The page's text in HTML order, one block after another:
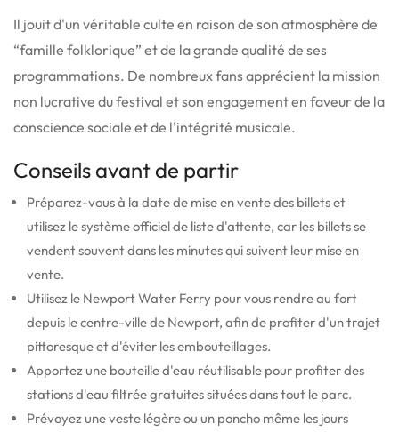
Il jouit d'un véritable culte en raison de son atmosphère de
“famille folklorique” et de la grande qualité de ses
programmations. De nombreux fans apprécient la mission
non lucrative du festival et son engagement en faveur de la
conscience sociale et de l'intégrité musicale.
Conseils avant de partir
Préparez-vous à la date de mise en vente des billets et
utilisez le système officiel de liste d'attente, car les billets se
vendent souvent dans les minutes qui suivent leur mise en
vente.
Utilisez le Newport Water Ferry pour vous rendre au fort
depuis le centre-ville de Newport, afin de profiter d'un trajet
pittoresque et d'éviter les embouteillages.
Apportez une bouteille d'eau réutilisable pour profiter des
stations d'eau filtrée gratuites situées dans tout le parc.
Prévoyez une veste légère ou un poncho même les jours